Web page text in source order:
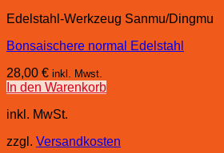
Edelstahl-Werkzeug Sanmu/Dingmu
Bonsaischere normal Edelstahl
28,00 € inkl. Mwst.
In den Warenkorb
inkl. MwSt.
zzgl. Versandkosten